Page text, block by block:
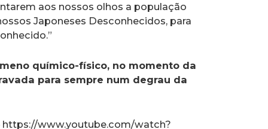
aos nossos olhos a população
Japoneses Desconhecidos, para
químico-físico, no momento da
para sempre num degrau da
https://www.youtube.com/watch?